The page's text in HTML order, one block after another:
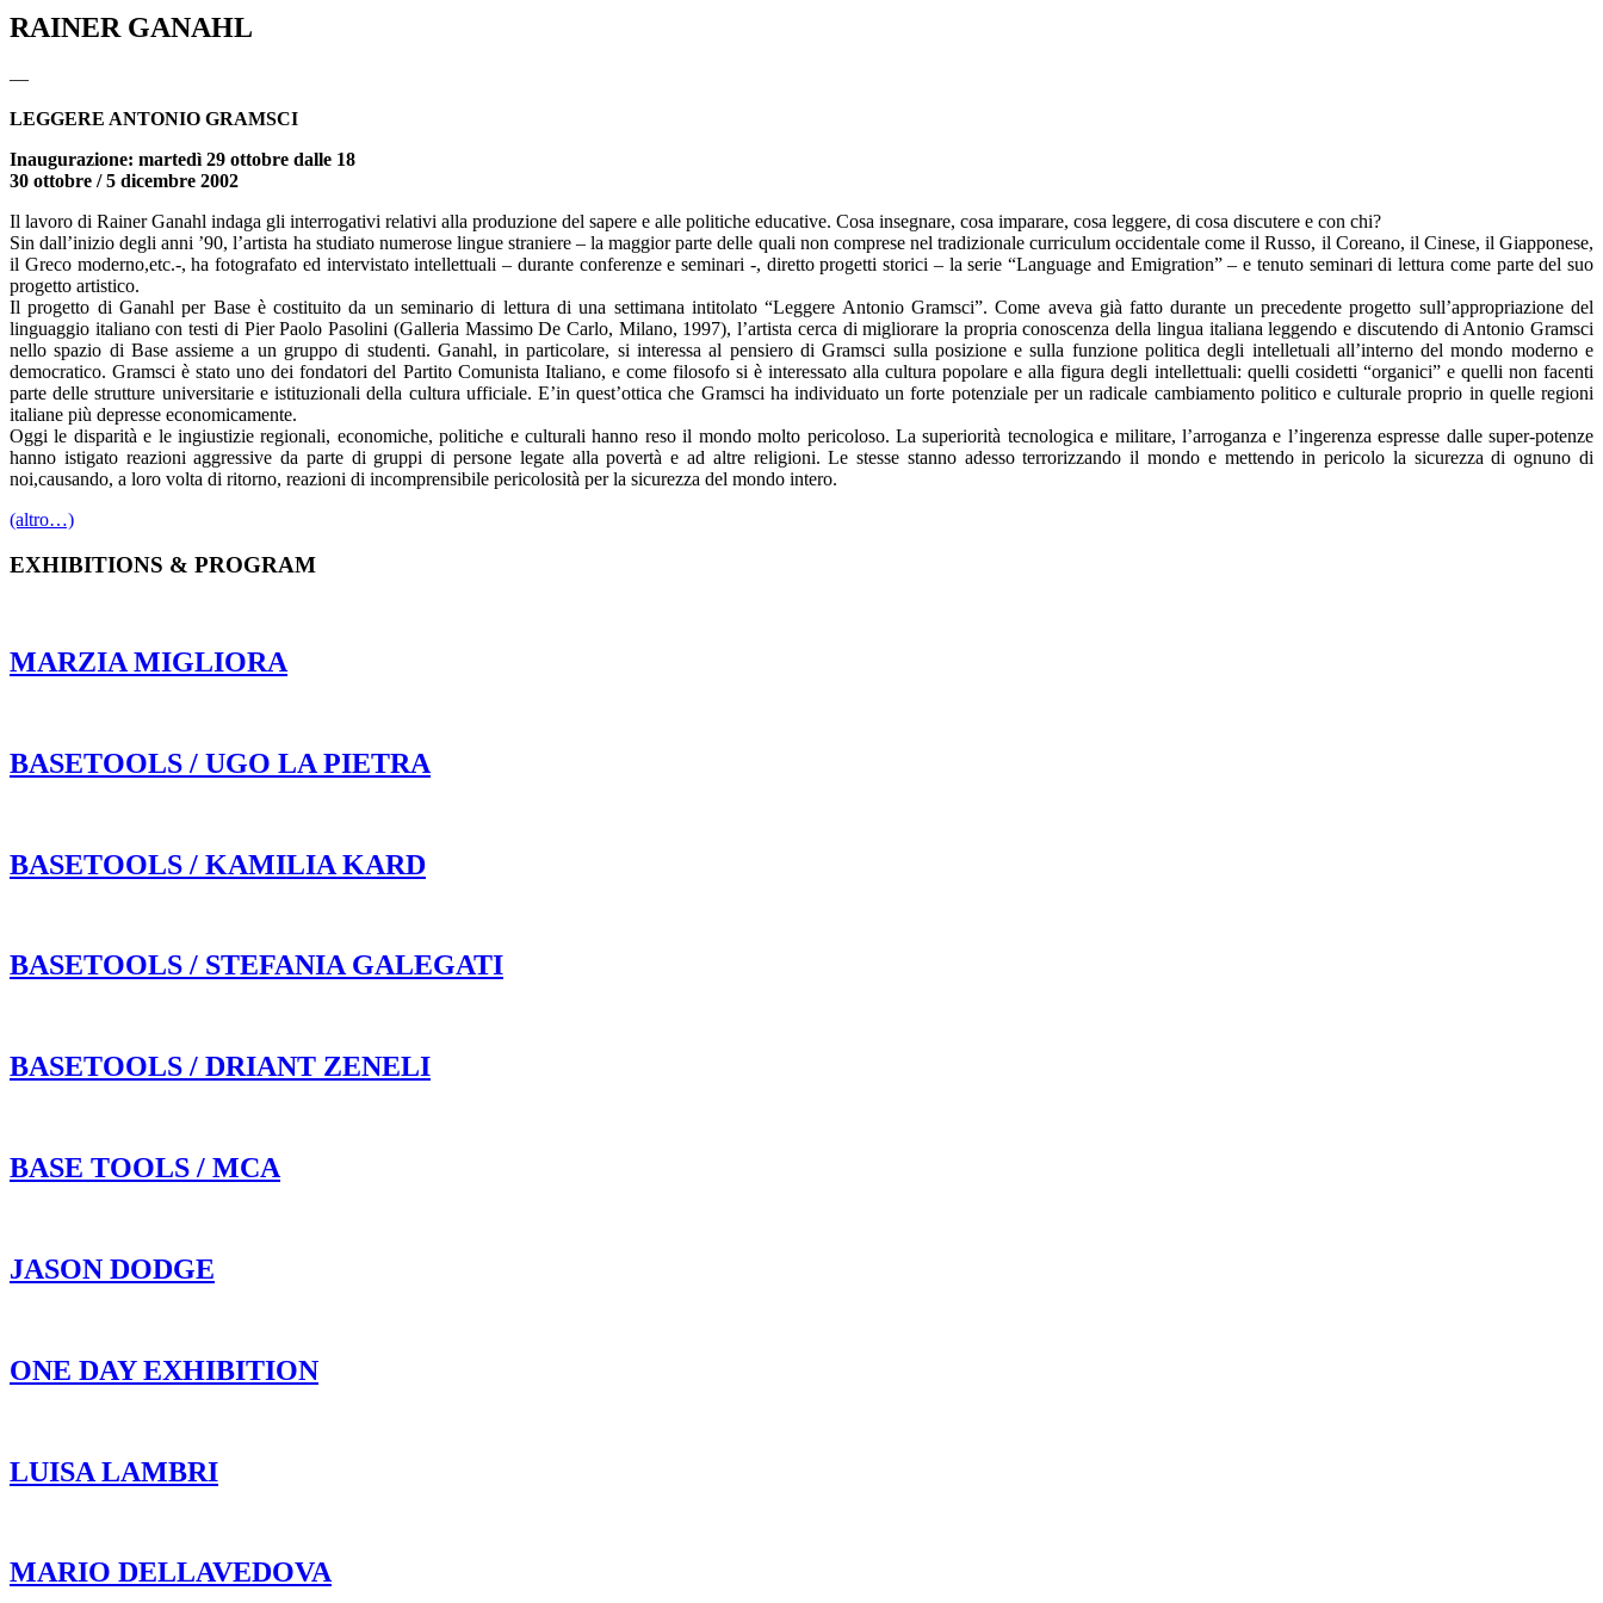
RAINER GANAHL
—
LEGGERE ANTONIO GRAMSCI
Inaugurazione: martedì 29 ottobre dalle 18
30 ottobre / 5 dicembre 2002
Il lavoro di Rainer Ganahl indaga gli interrogativi relativi alla produzione del sapere e alle politiche educative. Cosa insegnare, cosa imparare, cosa leggere, di cosa discutere e con chi?
Sin dall’inizio degli anni ’90, l’artista ha studiato numerose lingue straniere – la maggior parte delle quali non comprese nel tradizionale curriculum occidentale come il Russo, il Coreano, il Cinese, il Giapponese,
il Greco moderno,etc.-, ha fotografato ed intervistato intellettuali – durante conferenze e seminari -, diretto progetti storici – la serie “Language and Emigration” – e tenuto seminari di lettura come parte del suo
progetto artistico.
Il progetto di Ganahl per Base è costituito da un seminario di lettura di una settimana intitolato “Leggere Antonio Gramsci”. Come aveva già fatto durante un precedente progetto sull’appropriazione del
linguaggio italiano con testi di Pier Paolo Pasolini (Galleria Massimo De Carlo, Milano, 1997), l’artista cerca di migliorare la propria conoscenza della lingua italiana leggendo e discutendo di Antonio Gramsci
nello spazio di Base assieme a un gruppo di studenti. Ganahl, in particolare, si interessa al pensiero di Gramsci sulla posizione e sulla funzione politica degli intelletuali all’interno del mondo moderno e
democratico. Gramsci è stato uno dei fondatori del Partito Comunista Italiano, e come filosofo si è interessato alla cultura popolare e alla figura degli intellettuali: quelli cosidetti “organici” e quelli non facenti
parte delle strutture universitarie e istituzionali della cultura ufficiale. E’in quest’ottica che Gramsci ha individuato un forte potenziale per un radicale cambiamento politico e culturale proprio in quelle regioni
italiane più depresse economicamente.
Oggi le disparità e le ingiustizie regionali, economiche, politiche e culturali hanno reso il mondo molto pericoloso. La superiorità tecnologica e militare, l’arroganza e l’ingerenza espresse dalle super-potenze
hanno istigato reazioni aggressive da parte di gruppi di persone legate alla povertà e ad altre religioni. Le stesse stanno adesso terrorizzando il mondo e mettendo in pericolo la sicurezza di ognuno di
noi,causando, a loro volta di ritorno, reazioni di incomprensibile pericolosità per la sicurezza del mondo intero.
(altro…)
EXHIBITIONS & PROGRAM
MARZIA MIGLIORA
BASETOOLS / UGO LA PIETRA
BASETOOLS / KAMILIA KARD
BASETOOLS / STEFANIA GALEGATI
BASETOOLS / DRIANT ZENELI
BASE TOOLS / MCA
JASON DODGE
ONE DAY EXHIBITION
LUISA LAMBRI
MARIO DELLAVEDOVA